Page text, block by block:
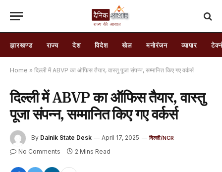
झारखण्ड राज्य देश विदेश खेल मनोरंजन व्यापार
Home » दिल्ली में ABVP का ऑफिस तैयार, वास्तु पूजा संपन्न, सम्मानित किए गए वर्कर्स
दिल्ली में ABVP का ऑफिस तैयार, वास्तु
पूजा संपन्न, सम्मानित किए गए वर्कर्स
By Dainik State Desk April 17, 2025 दिल्ली/NCR
No Comments 2 Mins Read